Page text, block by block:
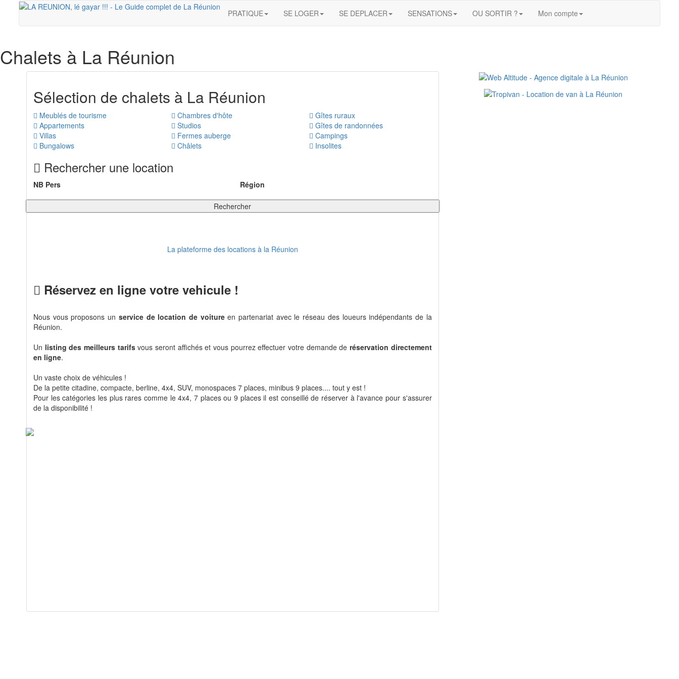
PRATIQUE SE LOGER SE DEPLACER SENSATIONS OU SORTIR ? Mon compte
Chalets à La Réunion
Sélection de chalets à La Réunion
Meublés de tourisme
Appartements
Villas
Bungalows
Chambres d'hôte
Studios
Fermes auberge
Châlets
Gîtes ruraux
Gîtes de randonnées
Campings
Insolites
Rechercher une location
NB Pers Région
Rechercher
La plateforme des locations à la Réunion
Réservez en ligne votre vehicule !
Nous vous proposons un service de location de voitureen partenariat avec le réseau des loueurs indépendants de la
Réunion.
Un listing des meilleurs tarifsvous seront affichés et vous pourrez effectuer votre demande de réservation directement
en ligne.
Un vaste choix de véhicules !
De la petite citadine, compacte, berline, 4x4, SUV, monospaces 7 places, minibus 9 places.... tout y est !
Pour les catégories les plus rares comme le 4x4, 7 places ou 9 places il est conseillé de réserver à l'avance pour s'assurer
de la disponibilité !